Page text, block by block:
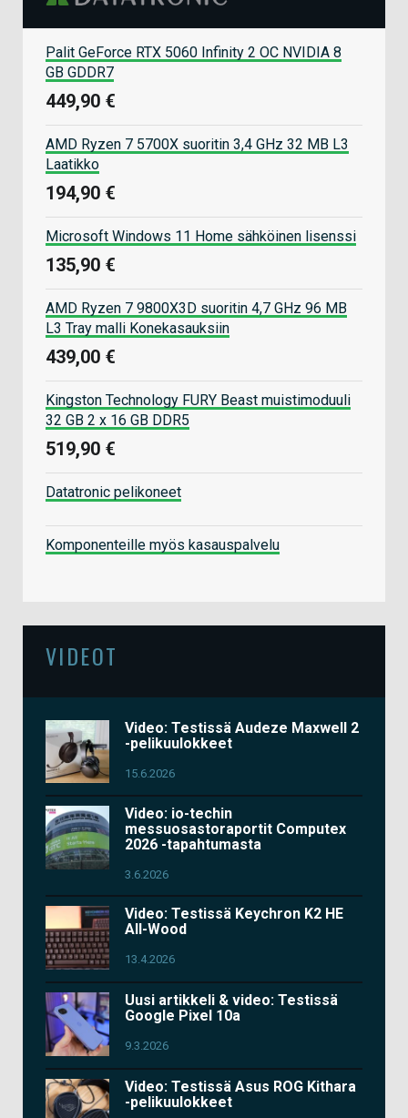
Palit GeForce RTX 5060 Infinity 2 OC NVIDIA 8
GB GDDR7
449,90 €
AMD Ryzen 7 5700X suoritin 3,4 GHz 32 MB L3
Laatikko
194,90 €
Microsoft Windows 11 Home sähköinen lisenssi
135,90 €
AMD Ryzen 7 9800X3D suoritin 4,7 GHz 96 MB
L3 Tray malli Konekasauksiin
439,00 €
Kingston Technology FURY Beast muistimoduuli
32 GB 2 x 16 GB DDR5
519,90 €
Datatronic pelikoneet
Komponenteille myös kasauspalvelu
VIDEOT
Video: Testissä Audeze Maxwell 2
-pelikuulokkeet
15.6.2026
Video: io-techin
messuosastoraportit Computex
2026 -tapahtumasta
3.6.2026
Video: Testissä Keychron K2 HE
All-Wood
13.4.2026
Uusi artikkeli & video: Testissä
Google Pixel 10a
9.3.2026
Video: Testissä Asus ROG Kithara
-pelikuulokkeet